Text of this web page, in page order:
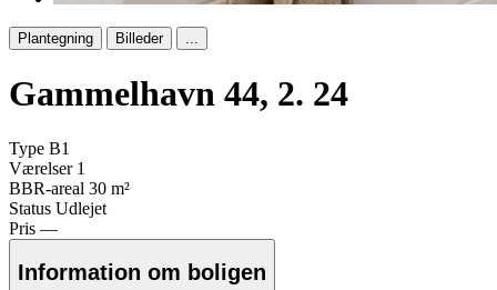
Plantegning Billeder ...
Gammelhavn 44, 2. 24
Type B1
Værelser 1
BBR-areal 30 m²
Status Udlejet
Pris —
Information om boligen